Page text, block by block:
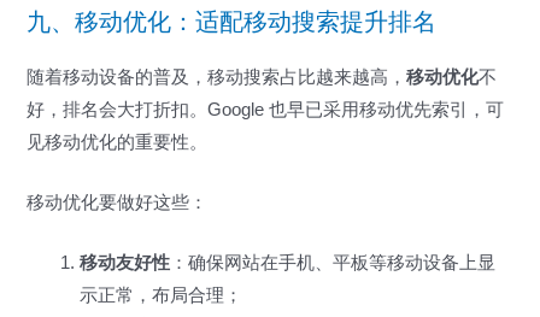
九、移动优化：适配移动搜索提升排名
随着移动设备的普及，移动搜索占比越来越高，移动优化不
好，排名会大打折扣。Google 也早已采用移动优先索引，可
见移动优化的重要性。
移动优化要做好这些：
移动友好性 ：确保网站在手机、平板等移动设备上显
示正常，布局合理；